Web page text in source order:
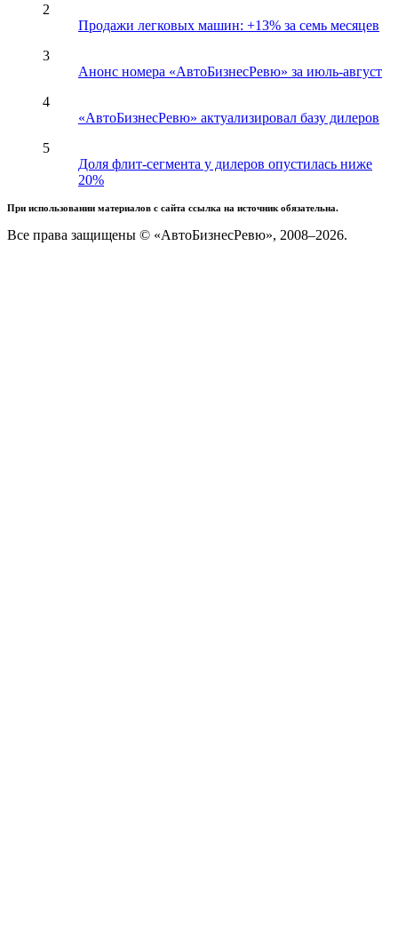
2
Продажи легковых машин: +13% за семь месяцев
3
Анонс номера «АвтоБизнесРевю» за июль-август
4
«АвтоБизнесРевю» актуализировал базу дилеров
5
Доля флит-сегмента у дилеров опустилась ниже
20%
При использовании материалов с сайта ссылка на источник обязательна.
Все права защищены © «АвтоБизнесРевю», 2008–2026.